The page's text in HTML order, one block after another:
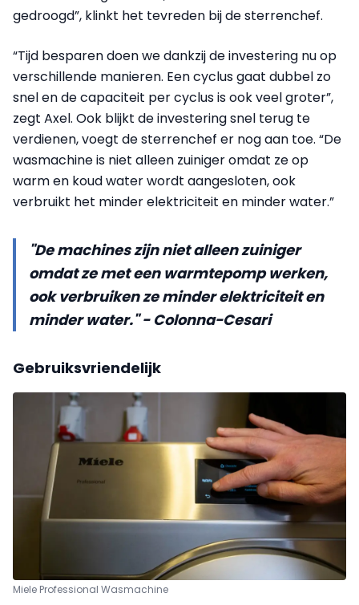
gedroogd”, klinkt het tevreden bij de sterrenchef.
“Tijd besparen doen we dankzij de investering nu op
verschillende manieren. Een cyclus gaat dubbel zo
snel en de capaciteit per cyclus is ook veel groter”,
zegt Axel. Ook blijkt de investering snel terug te
verdienen, voegt de sterrenchef er nog aan toe. “De
wasmachine is niet alleen zuiniger omdat ze op
warm en koud water wordt aangesloten, ook
verbruikt het minder elektriciteit en minder water.”
"De machines zijn niet alleen zuiniger
omdat ze met een warmtepomp werken,
ook verbruiken ze minder elektriciteit en
minder water." - Colonna-Cesari
Gebruiksvriendelijk
Miele Professional Wasmachine